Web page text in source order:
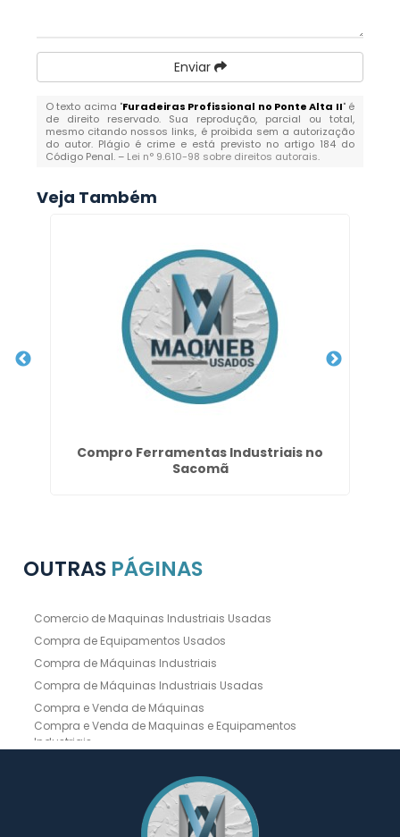
Enviar
O texto acima "Furadeiras Profissional no Ponte Alta II" é
de direito reservado. Sua reprodução, parcial ou total,
mesmo citando nossos links, é proibida sem a autorização
do autor. Plágio é crime e está previsto no artigo 184 do
Código Penal. – Lei n° 9.610-98 sobre direitos autorais.
Veja Também
Compro Ferramentas Industriais no
Sacomã
OUTRAS PÁGINAS
Comercio de Maquinas Industriais Usadas
Compra de Equipamentos Usados
Compra de Máquinas Industriais
Compra de Máquinas Industriais Usadas
Compra e Venda de Máquinas
Compra e Venda de Maquinas e Equipamentos
Industriais
Compra e Venda de Máquinas Operatrizes
Dobradeira CNC Usada
Dobradeira de Chapa Hidráulica Usada